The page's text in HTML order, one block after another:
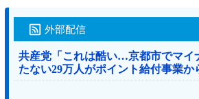
外部配信
共産党「これは酷い…京都市でマイ
たない29万人がポイント給付事業か